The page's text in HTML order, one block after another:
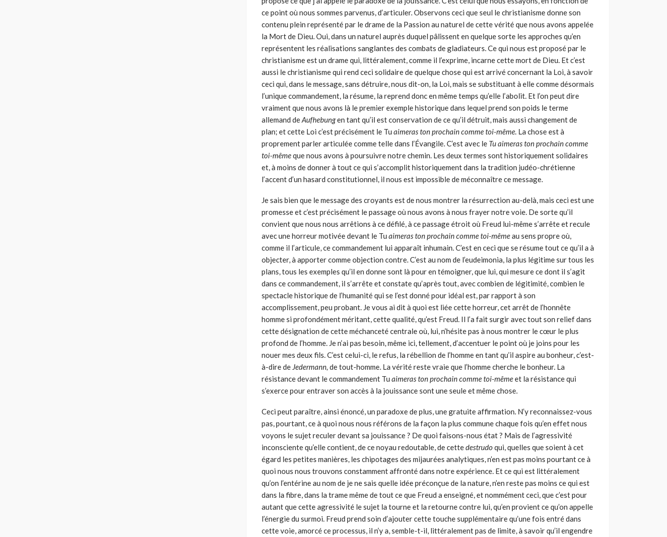
ce point où nous sommes parvenus, d’articuler. Observons ceci que seul le christia­nisme donne son
contenu plein représenté par le drame de la Passion au naturel de cette vérité que nous avons appelée
la Mort de Dieu. Oui, dans un naturel auprès duquel pâlissent en quelque sorte les approches qu’en
représentent les réalisations sanglantes des combats de gladiateurs. Ce qui nous est proposé par le
christianisme est un drame qui, littéralement, comme il l’exprime, incarne cette mort de Dieu. Et c’est
aussi le christia­nisme qui rend ceci solidaire de quelque chose qui est arrivé concernant la Loi, à savoir
ceci qui, dans le message, sans détruire, nous dit-on, la Loi, mais se substituant à elle comme désormais
l’unique commandement, la résume, la reprend donc en même temps qu’elle l’abolit. Et l’on peut dire
vraiment que nous avons là le premier exemple historique dans lequel prend son poids le terme
allemand deAufhebungen tant qu’il est conser­vation de ce qu’il détruit, mais aussi changement de
plan; et cette Loi c’est précisément le Tu aimeras ton prochain comme toi-même. La chose est à
proprement parler articulée comme telle dans l’Évangile. C’est avec le Tu aimeras ton prochain comme
toi-mêmeque nous avons à poursuivre notre chemin. Les deux termes sont historiquement solidaires
et, à moins de donner à tout ce qui s’accomplit historiquement dans la tradition judéo-chrétienne
l’accent d’un hasard constitutionnel, il nous est impos­sible de méconnaître ce message.
Je sais bien que le message des croyants est de nous montrer la résur­rection au-delà, mais ceci est une
promesse et c’est précisément le passage où nous avons à nous frayer notre voie. De sorte qu’il
convient que nous nous arrêtions à ce défilé, à ce passage étroit où Freud lui-même s’arrête et recule
avec une horreur motivée devant le Tu aimeras ton prochain comme toi-mêmeau sens propre où,
comme il l’articule, ce commande­ment lui apparaît inhumain. C’est en ceci que se résume tout ce qu’il a à
objecter, à apporter comme objection contre. C’est au nom de l’eudeimonia, la plus légitime sur tous les
plans, tous les exemples qu’il en donne sont là pour en témoigner, que lui, qui mesure ce dont il s’agit
dans ce commandement, il s’arrête et constate qu’après tout, avec com­bien de légitimité, combien le
spectacle historique de l’humanité qui se l’est donné pour idéal est, par rapport à son
accomplissement, peu pro­bant. Je vous ai dit à quoi est liée cette horreur, cet arrêt de l’honnête
homme si profondément méritant, cette qualité, qu’est Freud. Il l’a fait surgir avec tout son relief dans
cette désignation de cette méchanceté cen­trale où, lui, n’hésite pas à nous montrer le cœur le plus
profond de l’homme. Je n’ai pas besoin, même ici, tellement, d’accentuer le point où je joins pour les
nouer mes deux fils. C’est celui-ci, le refus, la rébellion de l’homme en tant qu’il aspire au bonheur, c’est-
à-dire de Jedermann, de tout-homme. La vérité reste vraie que l’homme cherche le bonheur. La
résistance devant le commandement Tu aimeras ton prochain comme toi-mêmeet la résistance qui
s’exerce pour entraver son accès à la jouissance sont une seule et même chose.
Ceci peut paraître, ainsi énoncé, un paradoxe de plus, une gratuite affir­mation. N’y reconnaissez-vous
pas, pourtant, ce à quoi nous nous réfé­rons de la façon la plus commune chaque fois qu’en effet nous
voyons le sujet reculer devant sa jouissance ? De quoi faisons-nous état ? Mais de l’agressivité
inconsciente qu’elle contient, de ce noyau redoutable, de cettedestrudo qui, quelles que soient à cet
égard les petites manières, les chipotages des mijaurées analytiques, n’en est pas moins pourtant ce à
quoi nous nous trouvons constamment affronté dans notre expérience. Et ce qui est littéralement
qu’on l’entérine au nom de je ne sais quelle idée préconçue de la nature, n’en reste pas moins ce qui est
dans la fibre, dans la trame même de tout ce que Freud a enseigné, et nommément ceci, que c’est pour
autant que cette agressivité le sujet la tourne et la retourne contre lui, qu’en provient ce qu’on appelle
l’énergie du surmoi. Freud prend soin d’ajouter cette touche supplémentaire qu’une fois entré dans
cette voie, amorcé ce processus, il n’y a, semble-t-il, littéralement pas de limite, à savoir qu’il engendre